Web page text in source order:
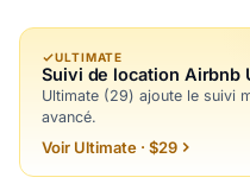
ULTIMATE
Suivi de location Airbnb
Ultimate (29) ajoute le suivi
avancé.
Voir Ultimate · $29